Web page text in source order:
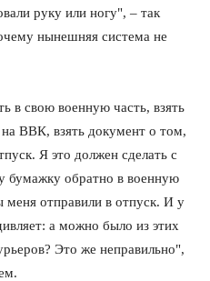
СЕЙЧАС
руку или ногу", – так
нынешняя система не
в свою военную часть, взять
ВВК, взять документ о том,
Я это должен сделать с
бумажку обратно в военную
меня отправили в отпуск. И у
а можно было из этих
Это же неправильно",